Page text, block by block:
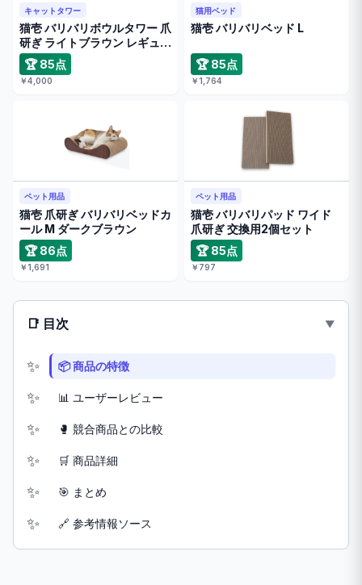
キャットタワー
猫壱 バリバリボウルタワー 爪
研ぎ ライトブラウン レギュラ
…
🏆 85点
￥4,000
猫用ベッド
猫壱 バリバリベッド L
🏆 85点
￥1,764
ペット用品
猫壱 爪研ぎ バリバリベッドカ
ール M ダークブラウン
🏆 86点
￥1,691
ペット用品
猫壱 バリバリパッド ワイド
爪研ぎ 交換用2個セット
🏆 85点
￥797
📑 目次
📦 商品の特徴
📊 ユーザーレビュー
🥊 競合商品との比較
🛒 商品詳細
🎯 まとめ
🔗 参考情報ソース